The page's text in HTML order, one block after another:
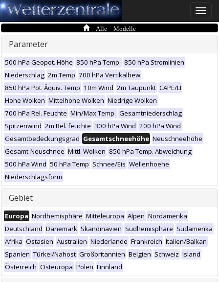
Toggle
Alle Modelle
Parameter
500 hPa Geopot. Höhe 850 hPa Temp. 850 hPa Stromlinien
Niederschlag 2m Temp 700 hPa Vertikalbew
850 hPa Pot. Äquiv. Temp 10m Wind 2m Taupunkt CAPE/LI
Hohe Wolken Mittelhohe Wolken Niedrige Wolken
700 hPa Rel. Feuchte Min/Max Temp. Gesamtniederschlag
Spitzenwind 2m Rel. feuchte 300 hPa Wind 200 hPa Wind
Gesamtbedeckungsgrad Gesamtschneehöhe Neuschneehöhe
Gesamt-Neuschnee Mittl. Wolken 850 hPa Temp. Abweichung
500 hPa Wind 50 hPa Temp Schnee/Eis Wellenhoehe
Niederschlagsform
Gebiet
Europa Nordhemisphäre Mitteleuropa Alpen Nordamerika
Deutschland Dänemark Skandinavien Südhemisphäre Südamerika
Afrika Ostasien Australien Niederlande Frankreich Italien/Balkan
Spanien Türkei/Nahost Großbritannien Belgien Schweiz Island
Österreich Osteuropa Polen Finnland